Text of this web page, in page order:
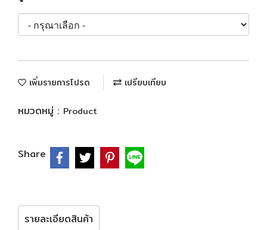
เพิ่มรายการโปรด เปรียบเทียบ
หมวดหมู่ : Product
Share
รายละเอียดสินค้า